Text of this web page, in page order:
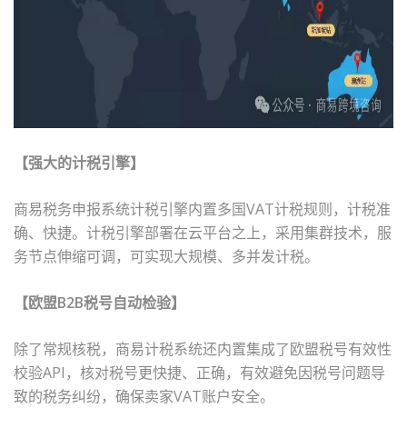
【强大的计税引擎】
商易税务申报系统计税引擎内置多国VAT计税规则，计税准
确、快捷。计税引擎部署在云平台之上，采用集群技术，服
务节点伸缩可调，可实现大规模、多并发计税。
【欧盟B2B税号自动检验】
除了常规核税，商易计税系统还内置集成了欧盟税号有效性
校验API ，核对税号更快捷、正确，有效避免因税号问题导
致的税务纠纷，确保卖家VAT账户安全。